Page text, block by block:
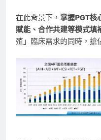
在此背景下， 掌握PGT核
賦能、合作共建等模式填
殖」臨床需求的同時，搶